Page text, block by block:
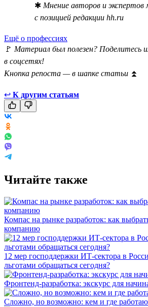
✱ Мнение авторов и
с позицией редакции hh.ru
Ещё о профессиях
🚩 Материал был полезен? Поделитесь
в соцсетях!
Кнопка репоста — в шапке статьи ⏫
↩ К другим статьям
Читайте также
Компас на рынке разработок: как
компанию
12 мер господдержки ИТ-сектора в
льготами обращаться сегодня?
Фронтенд-разработка: экскурс для
Сложно, но возможно: кем и где